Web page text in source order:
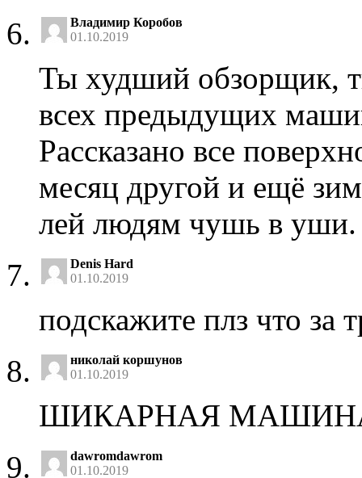
Владимир Коробов
01.10.2019
Ты худший обзорщик,
всех предыдущих
Рассказано все
месяц другой и ещё
лей людям чушь в уши.
Denis Hard
01.10.2019
подскажите плз что за
николай коршунов
01.10.2019
ШИКАРНАЯ
dawromdawrom
01.10.2019